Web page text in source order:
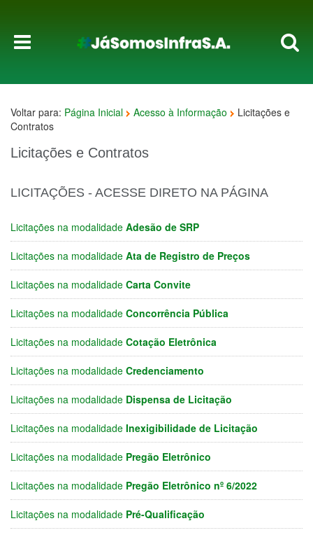
Voltar para: Página Inicial Acesso à Informação
Licitações e
Contratos
Licitações e Contratos
LICITAÇÕES - ACESSE DIRETO NA PÁGINA
Licitações na modalidade Adesão de SRP
Licitações na modalidade Ata de Registro de Preços
Licitações na modalidade Carta Convite
Licitações na modalidade Concorrência Pública
Licitações na modalidade Cotação Eletrônica
Licitações na modalidade Credenciamento
Licitações na modalidade Dispensa de Licitação
Licitações na modalidade Inexigibilidade de Licitação
Licitações na modalidade Pregão Eletrônico
Licitações na modalidade Pregão Eletrônico nº 6/2022
Licitações na modalidade Pré-Qualificação